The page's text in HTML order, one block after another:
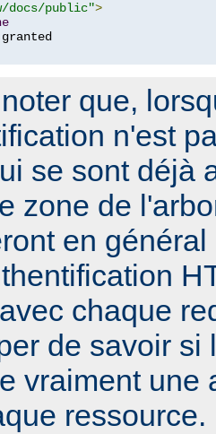
docs/public">
que,
n'est
se sont déjà
zone de
en
chaque
de savoir si
vraiment une
ressource.